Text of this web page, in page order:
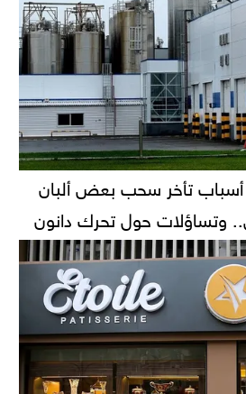
تأخر سحب بعض ألبان
وتساؤلات حول تحرك دانون